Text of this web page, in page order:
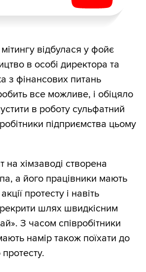
відбулася у фойє
в особі директора та
з фінансових питань
все можливе, і обіцяло
в роботу сульфатний
підприємства цьому
хімзаводі створена
а його працівники мають
протесту і навіть
шлях швидкісним
З часом співробітники
намір також поїхати до